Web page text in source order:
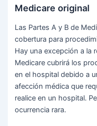
Medicare original
Las Partes A y B de
cobertura para
Hay una excepción a la
Medicare cubrirá los
en el hospital debido a
afección médica que
realice en un hospital.
ocurrencia rara.